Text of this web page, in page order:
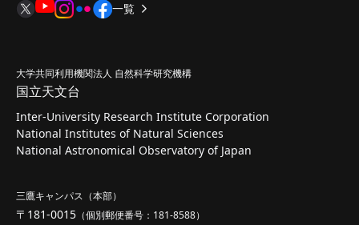
一覧
大学共同利用機関法人 自然科学研究機構
国立天文台
Inter-University Research Institute Corporation
National Institutes of Natural Sciences
National Astronomical Observatory of Japan
三鷹キャンパス（本部）
〒181-0015 （個別郵便番号：181-8588）